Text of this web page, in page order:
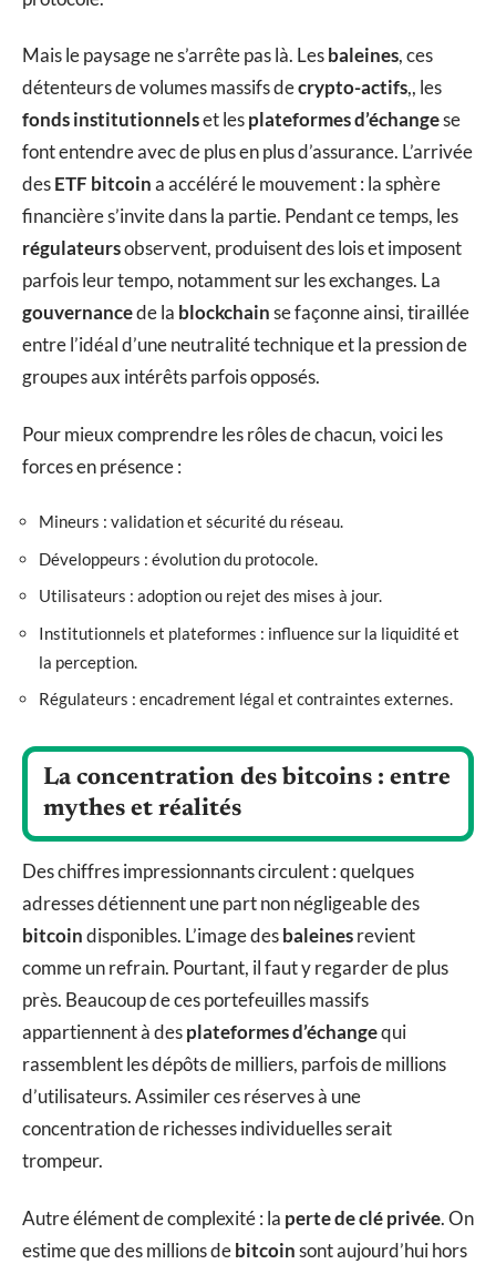
Mais le paysage ne s’arrête pas là. Lesbaleines, ces
détenteurs de volumes massifs decrypto-actifs,, les
fonds institutionnelset lesplateformes d’échangese
font entendre avec de plus en plus d’assurance. L’arrivée
desETF bitcoina accéléré le mouvement : la sphère
financière s’invite dans la partie. Pendant ce temps, les
régulateursobservent, produisent des lois et imposent
parfois leur tempo, notamment sur les exchanges. La
gouvernancede la blockchainse façonne ainsi, tiraillée
entre l’idéal d’une neutralité technique et la pression de
groupes aux intérêts parfois opposés.
Pour mieux comprendre les rôles de chacun, voici les
forces en présence :
Mineurs : validation et sécurité du réseau.
Développeurs : évolution du protocole.
Utilisateurs : adoption ou rejet des mises à jour.
Institutionnels et plateformes : influence sur la liquidité et
la perception.
Régulateurs : encadrement légal et contraintes externes.
La concentration des bitcoins : entre
mythes et réalités
Des chiffres impressionnants circulent : quelques
adresses détiennent une part non négligeable des
bitcoindisponibles. L’image desbaleinesrevient
comme un refrain. Pourtant, il faut y regarder de plus
près. Beaucoup de ces portefeuilles massifs
appartiennent à desplateformes d’échangequi
rassemblent les dépôts de milliers, parfois de millions
d’utilisateurs. Assimiler ces réserves à une
concentration de richesses individuelles serait
trompeur.
Autre élément de complexité : la perte de clé privée. On
estime que des millions debitcoinsont aujourd’hui hors